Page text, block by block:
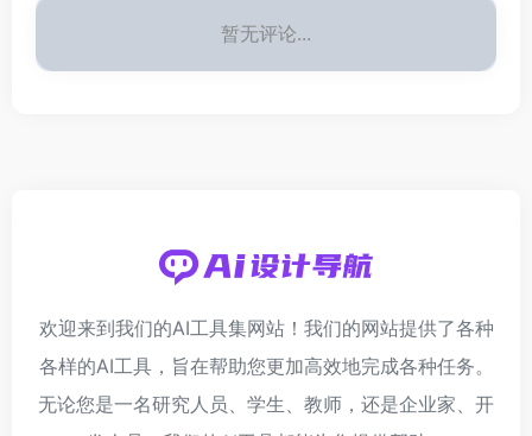
暂无评论...
欢迎来到我们的AI工具集网站！我们的网站提供了各种
各样的AI工具，旨在帮助您更加高效地完成各种任务。
无论您是一名研究人员、学生、教师，还是企业家、开